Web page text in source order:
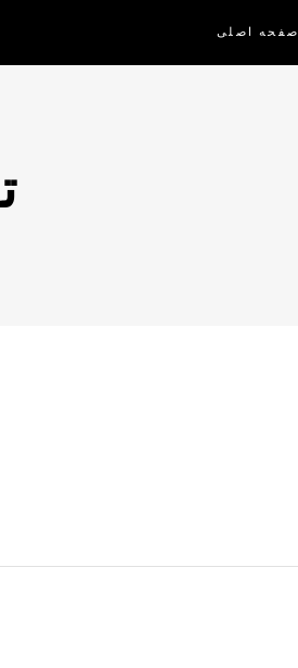
صفحه اصلی